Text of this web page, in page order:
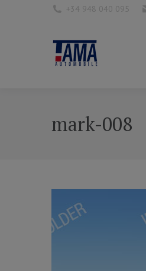
+34 948 040 095
mark-008